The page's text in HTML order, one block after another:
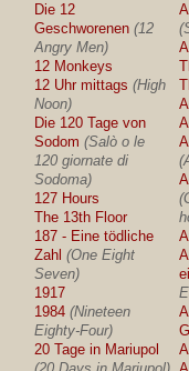
Die 12
Geschworenen (12
Angry Men)
12 Monkeys
12 Uhr mittags (High
Noon)
Die 120 Tage von
Sodom (Salò o le
120 giornate di
Sodoma)
127 Hours
The 13th Floor
187 - Eine tödliche
Zahl (One Eight
Seven)
1917
1984 (Nineteen
Eighty-Four)
20 Tage in Mariupol